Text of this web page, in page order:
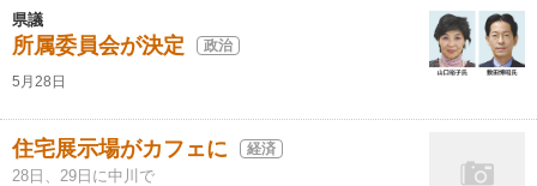
県議
所属委員会が決定 政治
5月28日
住宅展示場がカフェに 経済
28日、29日に中川で